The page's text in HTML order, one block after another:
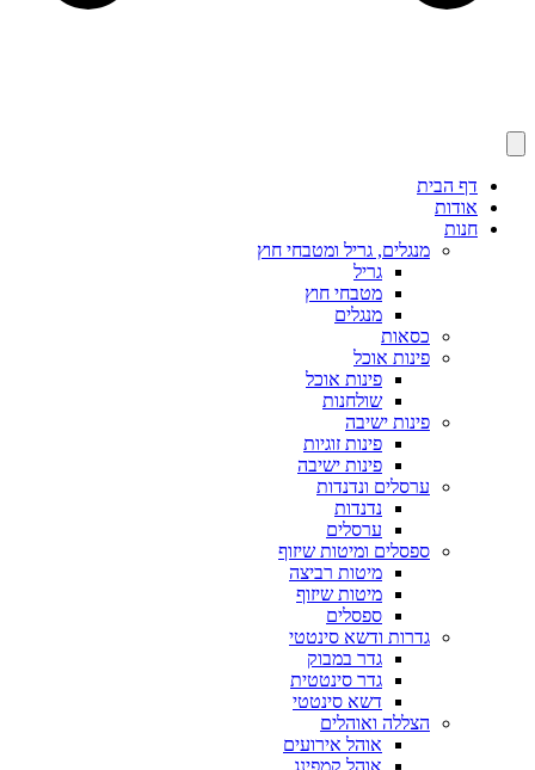
דף הבית
אודות
חנות
מנגלים, גריל ומטבחי חוץ
גריל
מטבחי חוץ
מנגלים
כסאות
פינות אוכל
פינות אוכל
שולחנות
פינות ישיבה
פינות זוגיות
פינות ישיבה
ערסלים ונדנדות
נדנדות
ערסלים
ספסלים ומיטות שיזוף
מיטות רביצה
מיטות שיזוף
ספסלים
גדרות ודשא סינטטי
גדר במבוק
גדר סינטטית
דשא סינטטי
הצללה ואוהלים
אוהל אירועים